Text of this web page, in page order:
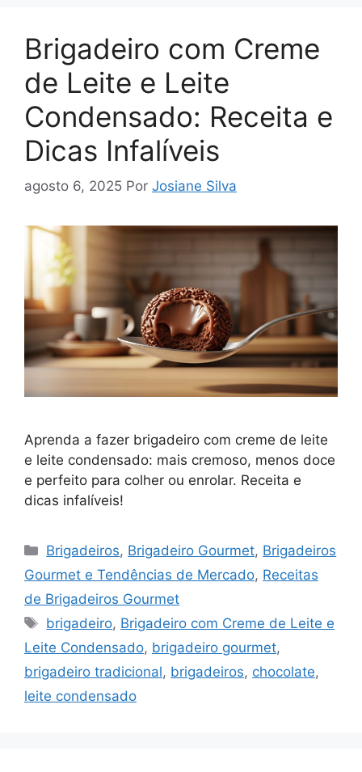
Brigadeiro com Creme
de Leite e Leite
Condensado: Receita e
Dicas Infalíveis
agosto 6, 2025 Por Josiane Silva
Aprenda a fazer brigadeiro com creme de leite
e leite condensado: mais cremoso, menos doce
e perfeito para colher ou enrolar. Receita e
dicas infalíveis!
Categorias
Brigadeiros, Brigadeiro Gourmet, Brigadeiros
Gourmet e Tendências de Mercado, Receitas
de Brigadeiros Gourmet
Tags
brigadeiro, Brigadeiro com Creme de Leite e
Leite Condensado, brigadeiro gourmet,
brigadeiro tradicional, brigadeiros, chocolate,
leite condensado